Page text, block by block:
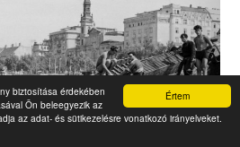
Értem
biztosítása érdekében
Ön beleegyezik az
az adat- és sütikezelésre vonatkozó irányelveket.